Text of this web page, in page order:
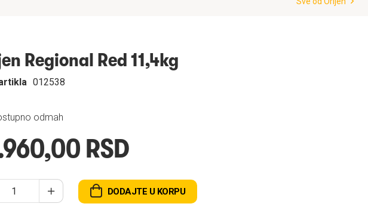
Regional Red 11,4kg
odmah
012538
RSD
DODAJTE U KORPU